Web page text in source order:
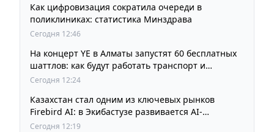
Как цифровизация сократила очереди в
поликлиниках: статистика Минздрава
Сегодня 12:46
На концерт YE в Алматы запустят 60 бесплатных
шаттлов: как будут работать транспорт и
перекрытия
Сегодня 12:24
Казахстан стал одним из ключевых рынков
Firebird AI: в Экибастузе развивается AI-
инфраструктура мощностью 125 МВт
Сегодня 12:19